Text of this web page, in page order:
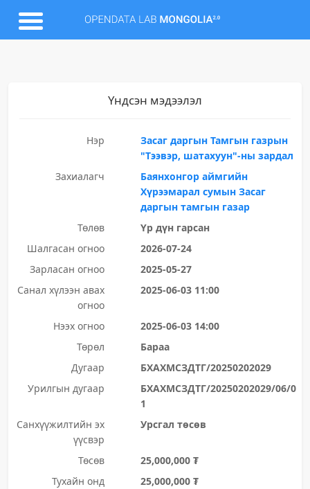
Үндсэн мэдээлэл
Нэр
Засаг даргын Тамгын газрын
"Тээвэр, шатахуун"-ны зардал
Захиалагч
Баянхонгор аймгийн
Хүрээмарал сумын Засаг
даргын тамгын газар
Төлөв
Үр дүн гарсан
Шалгасан огноо
2026-07-24
Зарласан огноо
2025-05-27
Санал хүлээн авах
огноо
2025-06-03 11:00
Нээх огноо
2025-06-03 14:00
Төрөл
Бараа
Дугаар
БХАХМСЗДТГ/20250202029
Урилгын дугаар
БХАХМСЗДТГ/20250202029/06/0
1
Санхүүжилтийн эх
үүсвэр
Урсгал төсөв
Төсөв
25,000,000 ₮
Тухайн онд
25,000,000 ₮